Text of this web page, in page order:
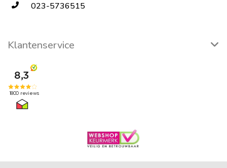
023-5736515
Klantenservice